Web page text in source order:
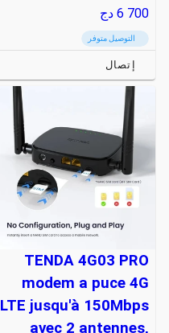
6 700 دج
التوصيل متوفر
إتصال
TENDA 4G03 PRO
modem a puce 4G
LTE jusqu'à 150Mbps
avec 2 antennes,